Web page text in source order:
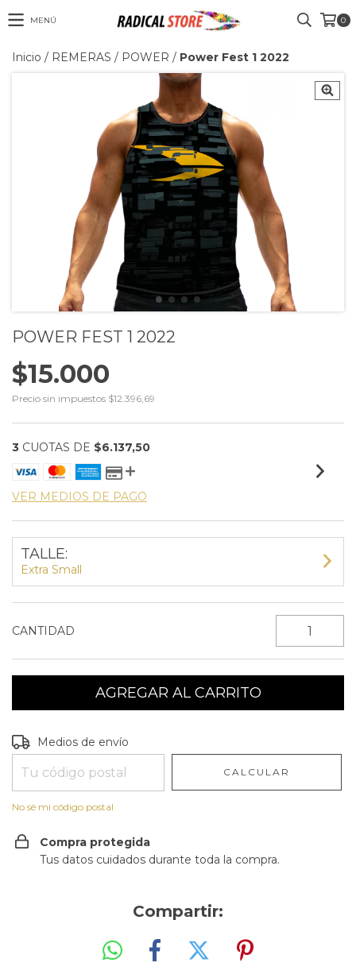
MENÚ 0
Inicio / REMERAS / POWER / Power Fest 1 2022
POWER FEST 1 2022
$15.000
Precio sin impuestos $12.396,69
3 CUOTAS DE $6.137,50
VER MEDIOS DE PAGO
TALLE:
Extra Small
CANTIDAD
Entregas para el CP:
Medios de envío
CALCULAR
No sé mi código postal
Compra protegida
Tus datos cuidados durante toda la compra.
Compartir: